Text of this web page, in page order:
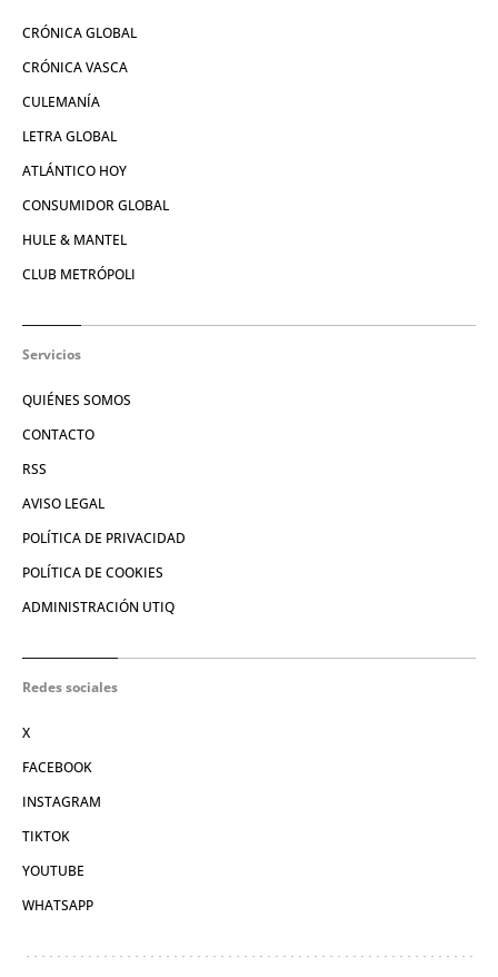
CRÓNICA GLOBAL
CRÓNICA VASCA
CULEMANÍA
LETRA GLOBAL
ATLÁNTICO HOY
CONSUMIDOR GLOBAL
HULE & MANTEL
CLUB METRÓPOLI
Servicios
QUIÉNES SOMOS
CONTACTO
RSS
AVISO LEGAL
POLÍTICA DE PRIVACIDAD
POLÍTICA DE COOKIES
ADMINISTRACIÓN UTIQ
Redes sociales
X
FACEBOOK
INSTAGRAM
TIKTOK
YOUTUBE
WHATSAPP